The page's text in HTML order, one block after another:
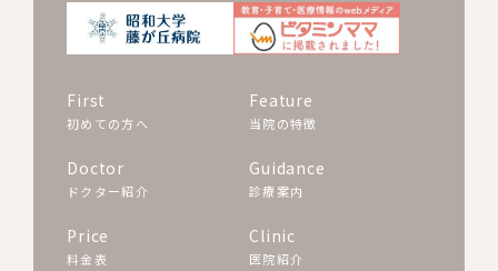
First
初めての方へ
Feature
当院の特徴
Doctor
ドクター紹介
Guidance
診療案内
Price
料金表
Clinic
医院紹介